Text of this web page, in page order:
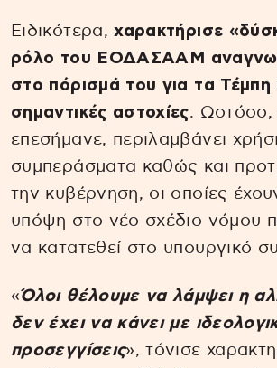
Ειδικότερα,χαρακτήρισε
ρόλο του ΕΟΔΑΣΑΑΜ
στο πόρισμά του για τα Τέμπη
σημαντικές αστοχίες.
επεσήμανε, περιλαμβάνει
συμπεράσματα καθώς και
την κυβέρνηση, οι οποίες
υπόψη στο νέο σχέδιο νόμου
να κατατεθεί στο υπουργικό
«Όλοι θέλουμε να λάμψει η
δεν έχει να κάνει με
προσεγγίσεις», τόνισε